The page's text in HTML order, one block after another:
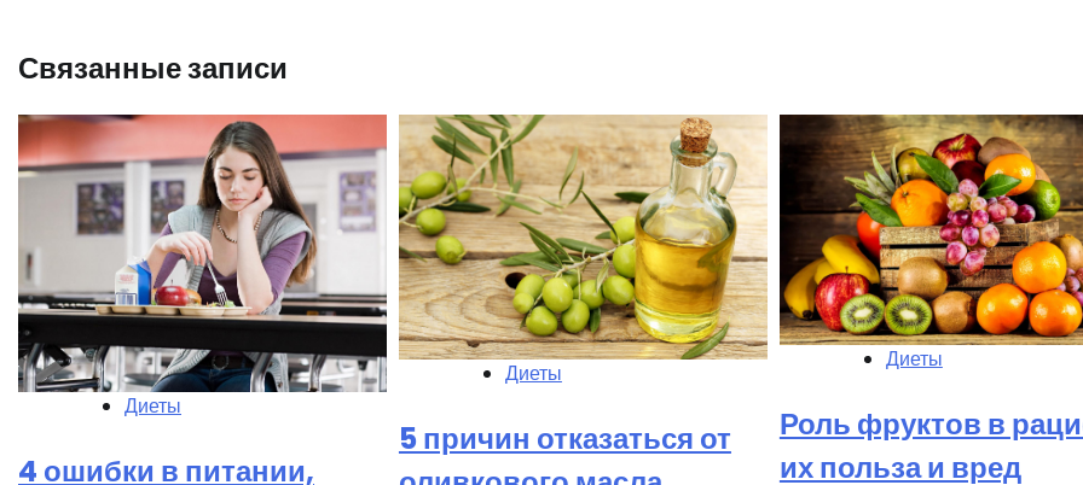
записям
Связанные записи
Диеты
4 ошибки в питании,
Диеты
5 причин отказаться от
Диеты
Роль фруктов в
их польза и вред